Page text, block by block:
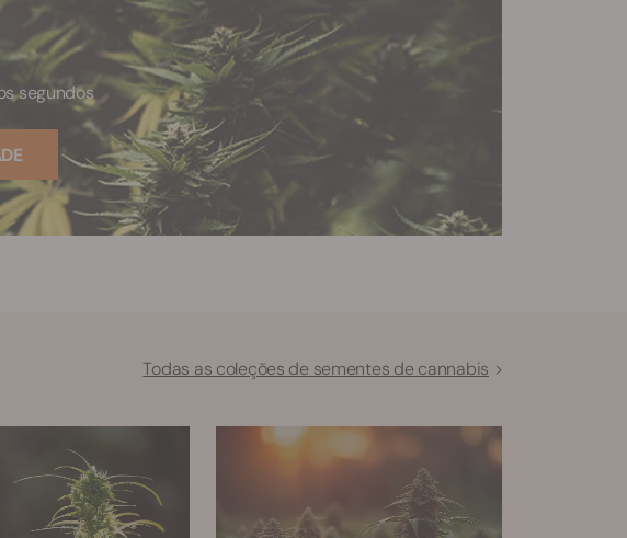
segundos
Todas as coleções de sementes de cannabis